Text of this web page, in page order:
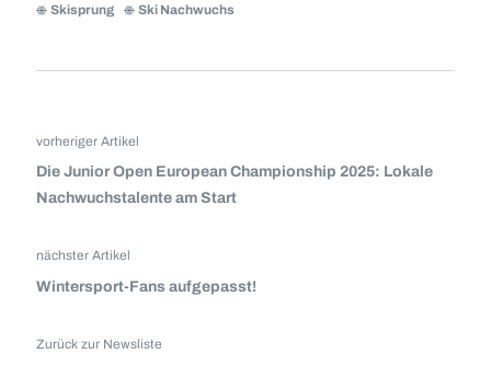
Skisprung
Ski Nachwuchs
vorheriger Artikel
Die Junior Open European Championship 2025: Lokale
Nachwuchstalente am Start
nächster Artikel
Wintersport-Fans aufgepasst!
Zurück zur Newsliste